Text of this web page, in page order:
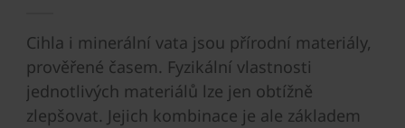
Cihla i minerální vata jsou přírodní materiály,
prověřené časem. Fyzikální vlastnosti
jednotlivých materiálů lze jen obtížně
zlepšovat. Jejich kombinace je ale základem